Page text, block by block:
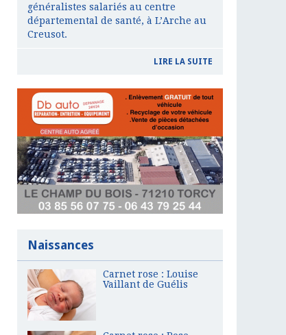
généralistes salariés au centre
départemental de santé, à L’Arche au
Creusot.
LIRE LA SUITE
Naissances
Carnet rose : Louise
Vaillant de Guélis